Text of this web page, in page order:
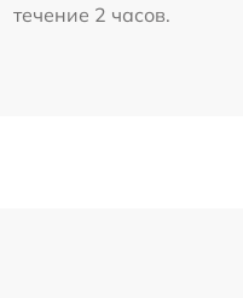
течение 2 часов.